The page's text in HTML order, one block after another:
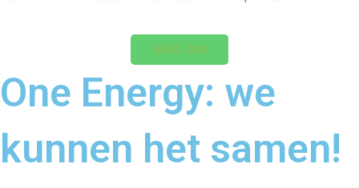
MAIL ONS
One Energy: we
kunnen het samen!